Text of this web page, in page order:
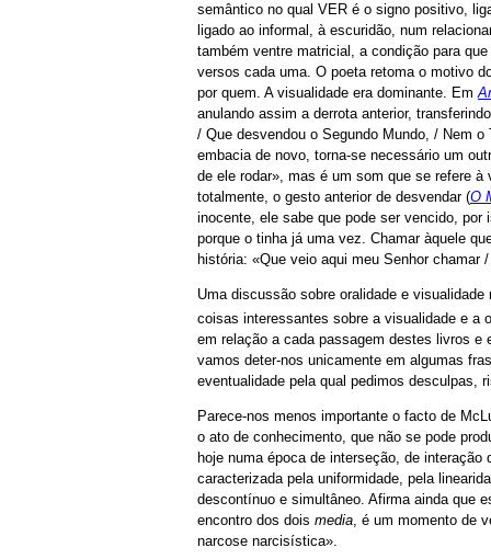
semântico no qual VER é o signo positivo,
ligado ao informal, à escuridão, num
também ventre matricial, a condição para
versos cada uma. O poeta retoma o motivo
por quem. A visualidade era dominante. Em
anulando assim a derrota anterior,
/ Que desvendou o Segundo Mundo, / Nem
embacia de novo, torna-se necessário um
de ele rodar», mas é um som que se refere
totalmente, o gesto anterior de desvendar (O
inocente, ele sabe que pode ser vencido,
porque o tinha já uma vez. Chamar àquele
história: «Que veio aqui meu Senhor chamar
Uma discussão sobre oralidade e
coisas interessantes sobre a visualidade e a
em relação a cada passagem destes livros
vamos deter-nos unicamente em algumas
eventualidade pela qual pedimos desculpas,
Parece-nos menos importante o facto de
o ato de conhecimento, que não se pode
hoje numa época de interseção, de
caracterizada pela uniformidade, pela
descontínuo e simultâneo. Afirma ainda que
encontro dos dois media, é um momento de
narcose narcisística».